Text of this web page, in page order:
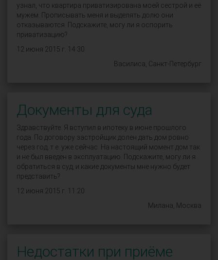
узнал, что квартира приватизирована моей сестрой и её
мужем. Прописывать меня и выделять долю они
отказываются. Подскажите, могу ли я оспорить
приватизацию?
12 июня 2015 г. 14:30
Василиса, Санкт-Петербург
Документы для суда
Здравствуйте. Я вступил в ипотеку в июне прошлого
года. По договору застройщик долен дать дом ровно
через год, т.е. уже сейчас. На настоящий момент дом так
и не был введён в эксплуатацию. Подскажите, могу ли я
обратиться в суд, и какие документы мне нужно будет
представить?
12 июня 2015 г. 11:20
Милана, Москва
Недостатки при приёме